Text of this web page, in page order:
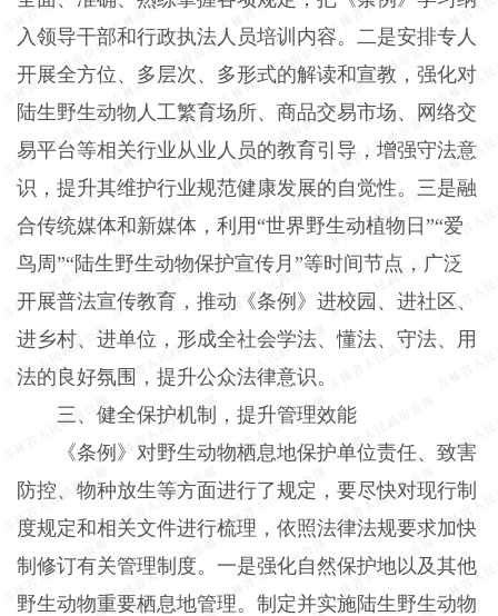
入领导干部和行政执法人员培训内容。二是安排专人
开展全方位、多层次、多形式的解读和宣教，强化对
陆生野生动物人工繁育场所、商品交易市场、网络交
易平台等相关行业从业人员的教育引导，增强守法意
识，提升其维护行业规范健康发展的自觉性。三是融
合传统媒体和新媒体，利用“世界野生动植物日”“爱
鸟周”“陆生野生动物保护宣传月”等时间节点，广泛
开展普法宣传教育，推动《条例》进校园、进社区、
进乡村、进单位，形成全社会学法、懂法、守法、用
法的良好氛围，提升公众法律意识。
三、健全保护机制，提升管理效能
《条例》对野生动物栖息地保护单位责任、致害
防控、物种放生等方面进行了规定，要尽快对现行制
度规定和相关文件进行梳理，依照法律法规要求加快
制修订有关管理制度。一是强化自然保护地以及其他
野生动物重要栖息地管理。制定并实施陆生野生动物